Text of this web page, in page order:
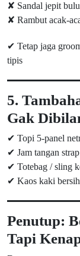
✘ Sandal jepit
✘ Rambut acak-
✔ Tetap jaga
tipis
5.
Gak
✔ Topi 5-panel
✔ Jam tangan
✔ Totebag / sling
✔ Kaos kaki bersih
Penutup:
Tapi